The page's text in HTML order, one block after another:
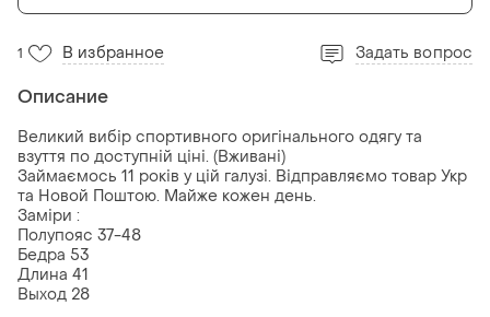
1 В избранное Задать вопрос
Описание
Великий вибір спортивного оригінального одягу та
взуття по доступній ціні. (Вживані)
Займаємось 11 років у цій галузі. Відправляємо товар Укр
та Новой Поштою. Майже кожен день.
Заміри :
Полупояс 37-48
Бедра 53
Длина 41
Выход 28